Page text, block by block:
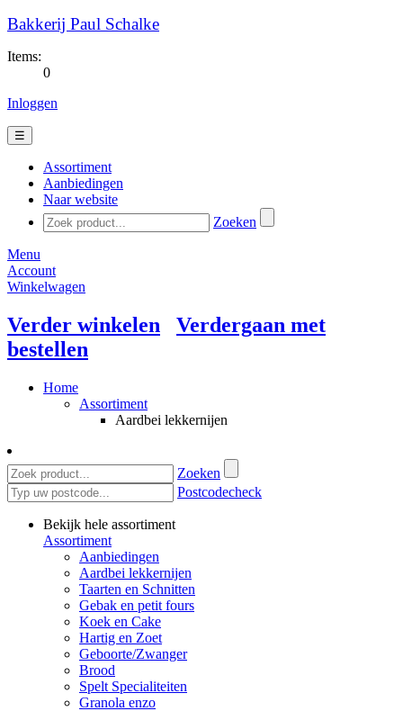
Bakkerij Paul Schalke
Items:
0
Inloggen
☰
Assortiment
Aanbiedingen
Naar website
Zoeken
Menu
Account
Winkelwagen
Verder winkelen
Verdergaan met
bestellen
Home
Assortiment
Aardbei lekkernijen
Zoeken
Postcodecheck
Bekijk hele assortiment
Assortiment
Aanbiedingen
Aardbei lekkernijen
Taarten en Schnitten
Gebak en petit fours
Koek en Cake
Hartig en Zoet
Geboorte/Zwanger
Brood
Spelt Specialiteiten
Granola enzo